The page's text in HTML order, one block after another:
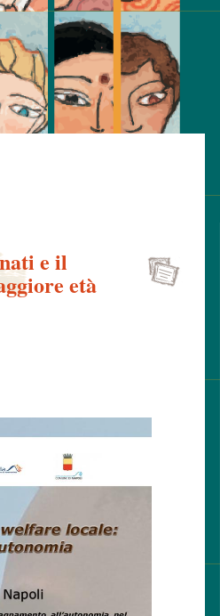
e il
età